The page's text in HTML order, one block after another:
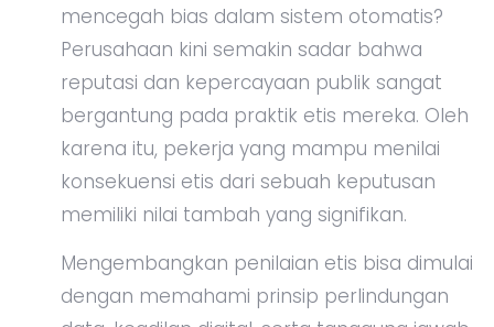
mencegah bias dalam sistem otomatis?
Perusahaan kini semakin sadar bahwa
reputasi dan kepercayaan publik sangat
bergantung pada praktik etis mereka. Oleh
karena itu, pekerja yang mampu menilai
konsekuensi etis dari sebuah keputusan
memiliki nilai tambah yang signifikan.
Mengembangkan penilaian etis bisa dimulai
dengan memahami prinsip perlindungan